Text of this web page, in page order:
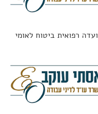
ועדה רפואית ביטוח לאומי